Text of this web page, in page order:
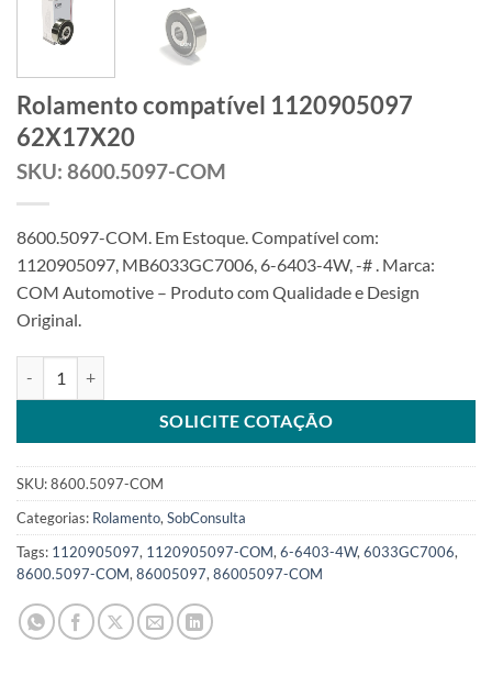
Rolamento compatível 1120905097
62X17X20
SKU: 8600.5097-COM
8600.5097-COM. Em Estoque. Compatível com:
1120905097, MB6033GC7006, 6-6403-4W, -# . Marca:
COM Automotive – Produto com Qualidade e Design
Original.
SOLICITE COTAÇÃO
SKU:8600.5097-COM
Categorias: Rolamento, SobConsulta
Tags: 1120905097, 1120905097-COM, 6-6403-4W, 6033GC7006,
8600.5097-COM, 86005097, 86005097-COM